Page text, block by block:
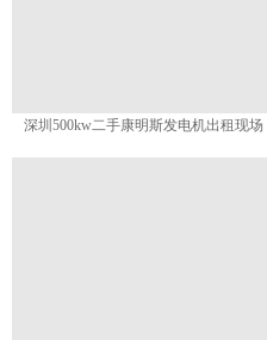
深圳500kw二手康明斯发电机出租现场